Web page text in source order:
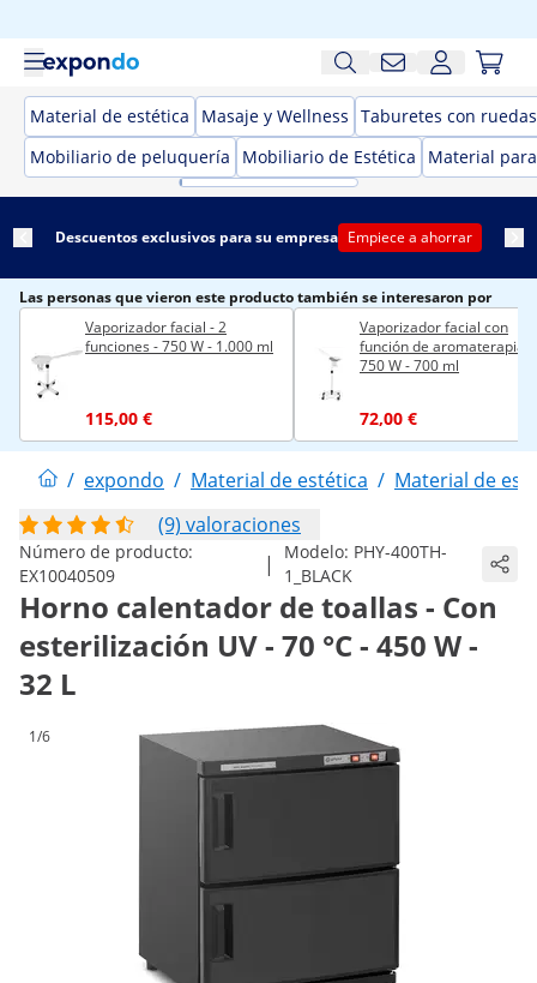
Material de estética Masaje y Wellness Taburetes con
Mobiliario de peluquería
Mobiliario de Estética Material
Descuentos exclusivos para su empresa Empiece a ahorrar
Las personas que vieron este producto también se interesaron por
Vaporizador facial - 2
funciones - 750 W - 1.000 ml
115,00 €
Vaporizador facial con
función de aromaterapia -
750 W - 700 ml
72,00 €
/ expondo / Material de estética / Material de
(9) valoraciones
Número de producto:
EX10040509
| Modelo: PHY-400TH-
1_BLACK
Horno calentador de toallas - Con
esterilización UV - 70 °C - 450 W -
32 L
1/6